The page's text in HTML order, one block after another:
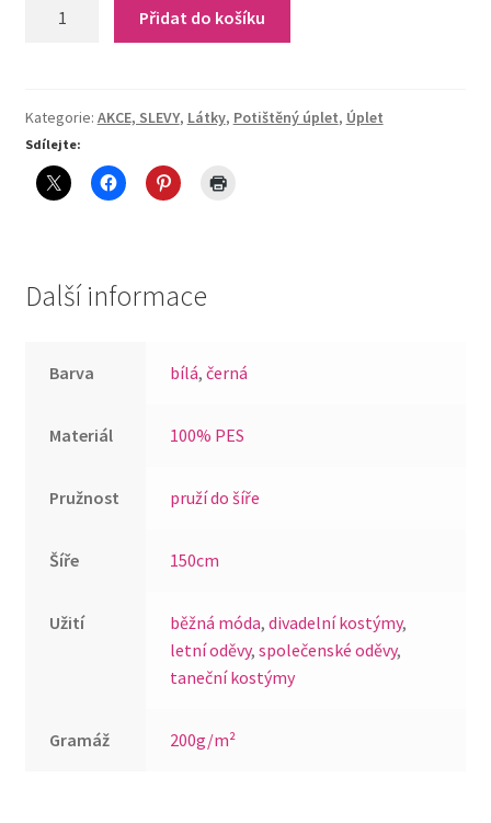
velké
puntíky
(černá+bílá)
1m+2m+3m
!!!
Přidat do košíku
Kategorie: AKCE, SLEVY, Látky, Potištěný úplet, Úplet
Sdílejte:
Další informace
Barva bílá,černá
Materiál 100% PES
Pružnost pruží do šíře
Šíře 150cm
Užití běžná móda,divadelní kostýmy,
letní oděvy,společenské oděvy,
taneční kostýmy
Gramáž 200g/m²